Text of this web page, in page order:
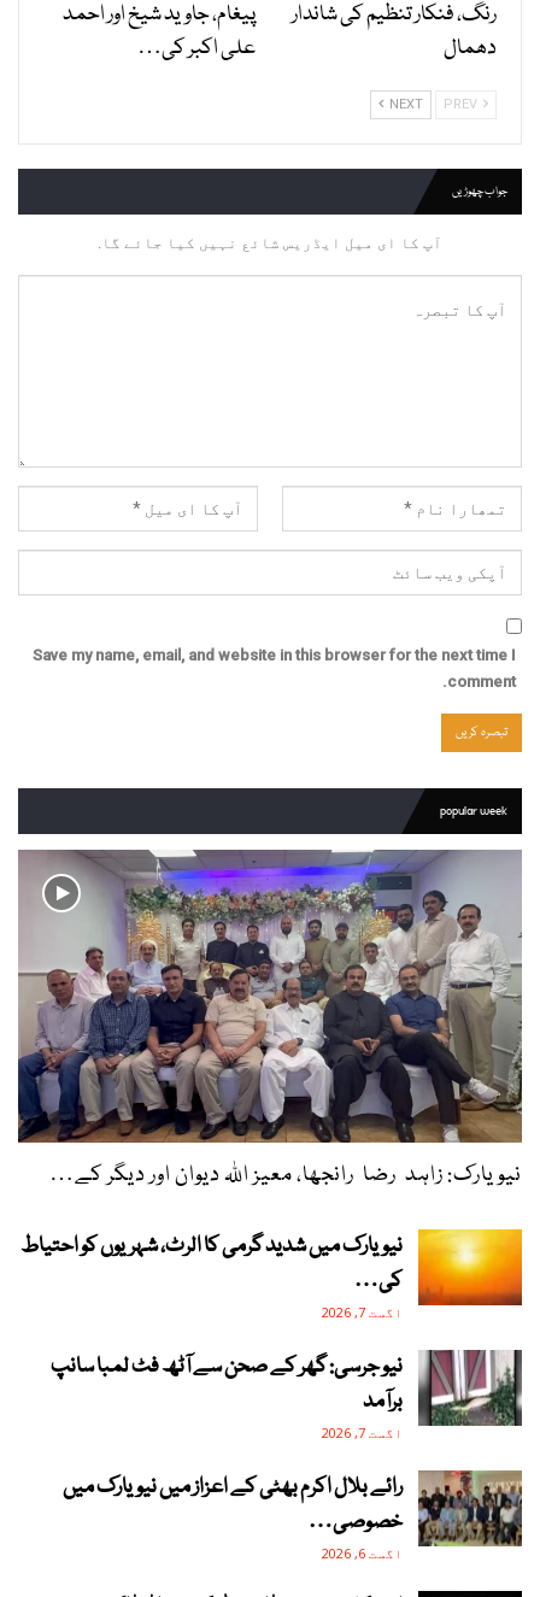
رنگ، فنکار تنظیم کی شاندار
دھمال
پیغام، جاوید شیخ اور احمد
علی اکبر کی…
NEXT
جواب چھوڑیں
آپ کا ای میل ایڈریس شائع نہیں کیا جائے گا.
Save my name, email, and website in this browser for the next time I
comment.
popular week
نیویارک: زاہد رضا رانجھا، معیز اللہ دیوان اور دیگر کے…
نیویارک میں شدید گرمی کا الرٹ، شہریوں کو احتیاط
کی…
اگست 7, 2026
نیو جرسی: گھر کے صحن سے آٹھ فٹ لمبا سانپ
برآمد
اگست 7, 2026
رائے بلال اکرم بھٹی کے اعزاز میں نیویارک میں
خصوصی…
اگست 6, 2026